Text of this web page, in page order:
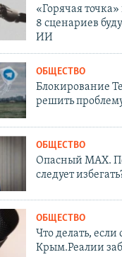
«Горячая
8 сценариев
ИИ
ОБЩЕСТВО
Блокирование
решить
ОБЩЕСТВО
Опасный MAX.
следует
ОБЩЕСТВО
Что делать, если
Крым.Реалии